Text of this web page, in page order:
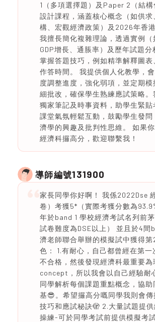
1（多項選擇題）及Paper 2（結構
設計課程，涵蓋核心概念（如供求
構、宏觀經濟政策）及2026年香港
我擅長簡化複雜理論，透過實例（
GDP增長、通脹率）及歷年試題分
掌握答題技巧，例如精準解釋圖表
作答時間。 我提供個人化教學，
度調整進度，強化弱項，並定期
細批改，確保學生熟練應試策略。
獨家筆記及時事資料，助學生緊貼
課堂氣氛輕鬆互動，鼓勵學生發問
濟學的興趣及批判性思維。 如果
經濟科攞高分，歡迎聯繫我！
導師編號131900
家長同學你好啊！ 我係2022Dse
卷）考獲5*（實際考獲分數為
年於band 1 學校經濟考試名列前
試卷難度為DSE以上） 並且於4間
濟老師聯合舉辦的模擬試中獲得
色： 1.有耐心，自己都曾經在第一
不合格，然後發現經濟科最重要為
concept，所以我會以自己經驗耐
同學解析每個課題重點概念，協助
基😎。希望攞高分嘅同學我則會
技巧和應試秘訣🫣 2.大量試題提供
操練-可於同學考試前提供模擬考